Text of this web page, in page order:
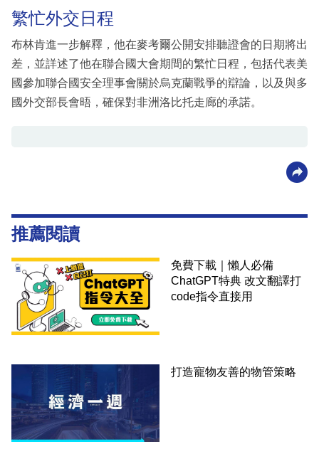
繁忙外交日程
布林肯進一步解釋，他在麥考爾公開安排聽證會的日期將出
差，並詳述了他在聯合國大會期間的繁忙日程，包括代表美
國參加聯合國安全理事會關於烏克蘭戰爭的辯論，以及與多
國外交部長會晤，確保對非洲洛比托走廊的承諾。
推薦閱讀
免費下載｜懶人必備
ChatGPT特典 改文翻譯打
code指令直接用
打造寵物友善的物管策略